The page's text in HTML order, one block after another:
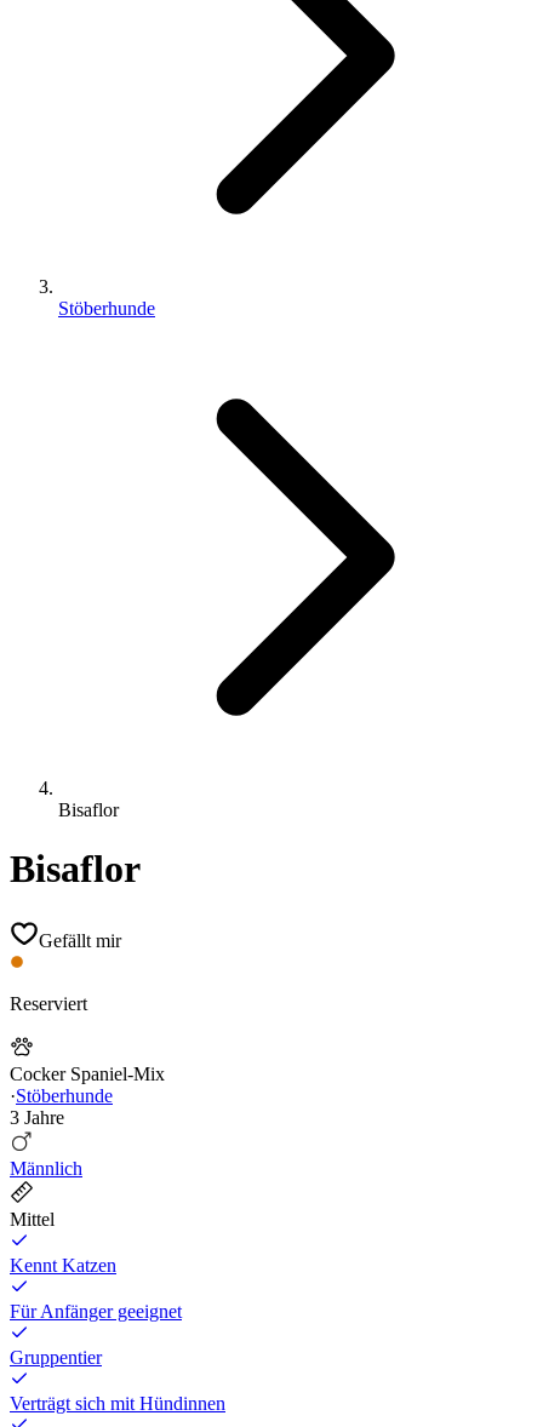
Stöberhunde
Bisaflor
Bisaflor
Gefällt mir
Reserviert
Cocker Spaniel-Mix
·Stöberhunde
3 Jahre
Männlich
Mittel
Kennt Katzen
Für Anfänger geeignet
Gruppentier
Verträgt sich mit Hündinnen